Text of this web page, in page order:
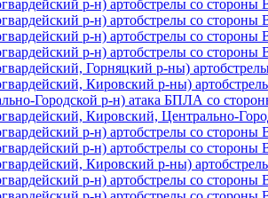
р-н) артобстрелы со
р-н) артобстрелы со
р-н) артобстрелы со
р-н) артобстрелы со
Горняцкий р-ны)
Кировский р-ны)
Городской р-н) атака БПЛА со
Кировский, Центрально-
р-н) артобстрелы со
р-н) артобстрелы со
Кировский р-ны)
р-н) артобстрелы со